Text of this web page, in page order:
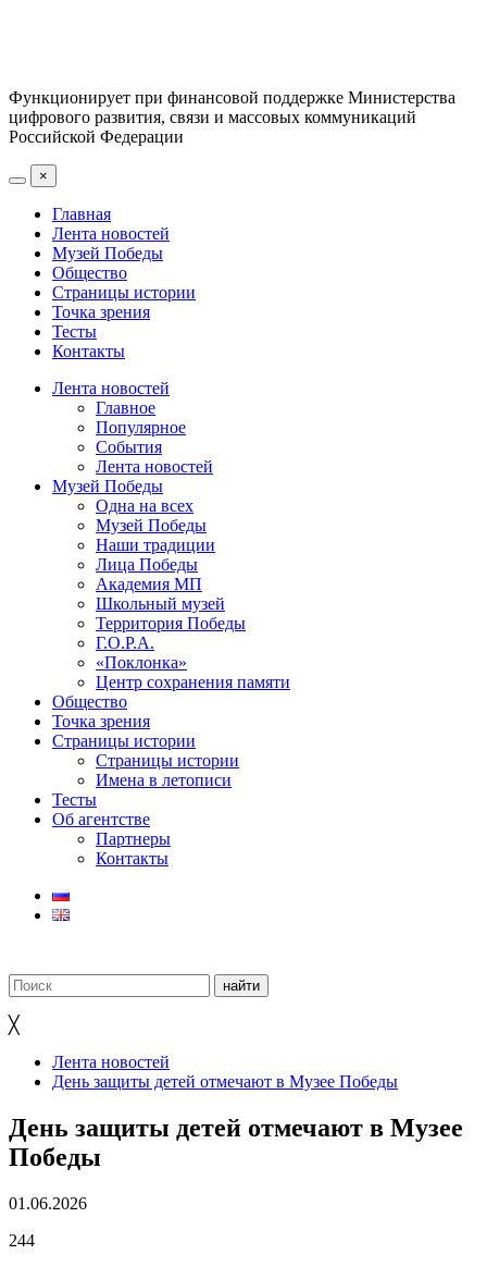
Функционирует при финансовой поддержке Министерства
цифрового развития, связи и массовых коммуникаций
Российской Федерации
×
Главная
Лента новостей
Музей Победы
Общество
Страницы истории
Точка зрения
Тесты
Контакты
Лента новостей
Главное
Популярное
События
Лента новостей
Музей Победы
Одна на всех
Музей Победы
Наши традиции
Лица Победы
Академия МП
Школьный музей
Территория Победы
Г.О.Р.А.
«Поклонка»
Центр сохранения памяти
Общество
Точка зрения
Страницы истории
Страницы истории
Имена в летописи
Тесты
Об агентстве
Партнеры
Контакты
╳
Лента новостей
День защиты детей отмечают в Музее Победы
День защиты детей отмечают в Музее
Победы
01.06.2026
244